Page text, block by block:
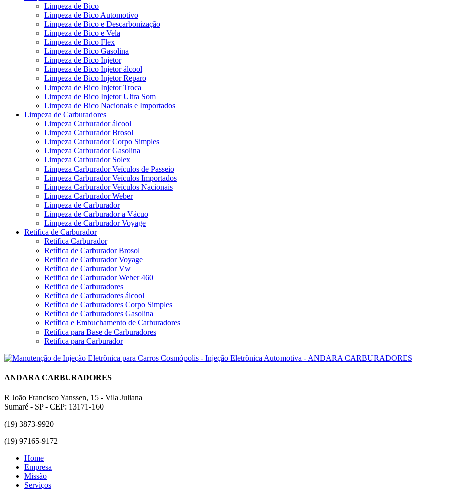
Limpeza de Bico
Limpeza de Bico Automotivo
Limpeza de Bico e Descarbonização
Limpeza de Bico e Vela
Limpeza de Bico Flex
Limpeza de Bico Gasolina
Limpeza de Bico Injetor
Limpeza de Bico Injetor álcool
Limpeza de Bico Injetor Reparo
Limpeza de Bico Injetor Troca
Limpeza de Bico Injetor Ultra Som
Limpeza de Bico Nacionais e Importados
Limpeza de Carburadores
Limpeza Carburador álcool
Limpeza Carburador Brosol
Limpeza Carburador Corpo Simples
Limpeza Carburador Gasolina
Limpeza Carburador Solex
Limpeza Carburador Veículos de Passeio
Limpeza Carburador Veículos Importados
Limpeza Carburador Veículos Nacionais
Limpeza Carburador Weber
Limpeza de Carburador
Limpeza de Carburador a Vácuo
Limpeza de Carburador Voyage
Retifica de Carburador
Retifica Carburador
Retífica de Carburador Brosol
Retifica de Carburador Voyage
Retífica de Carburador Vw
Retifica de Carburador Weber 460
Retifica de Carburadores
Retífica de Carburadores álcool
Retífica de Carburadores Corpo Simples
Retífica de Carburadores Gasolina
Retífica e Embuchamento de Carburadores
Retífica para Base de Carburadores
Retifica para Carburador
ANDARA CARBURADORES
R João Francisco Yanssen, 15 - Vila Juliana
Sumaré - SP - CEP: 13171-160
(19) 3873-9920
(19) 97165-9172
Home
Empresa
Missão
Serviços